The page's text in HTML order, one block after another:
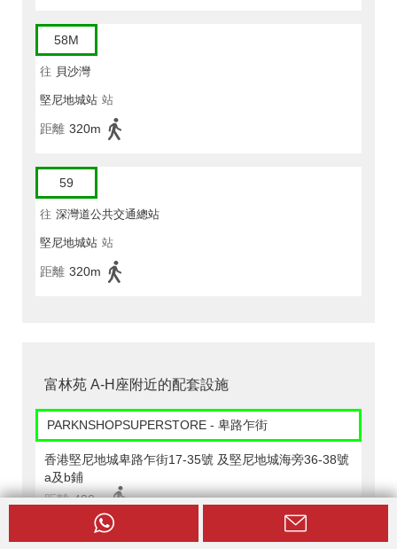
58M
往 貝沙灣
堅尼地城站 站
距離 320m
59
往 深灣道公共交通總站
堅尼地城站 站
距離 320m
富林苑 A-H座附近的配套設施
PARKNSHOPSUPERSTORE - 卑路乍街
香港堅尼地城卑路乍街17-35號 及堅尼地城海旁36-38號
a及b鋪
距離 490m